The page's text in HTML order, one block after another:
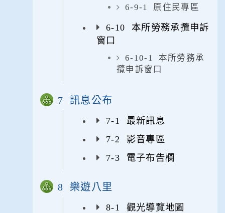
6-9-1 原住民專區
6-10 本所勞務承攬申訴
窗口
6-10-1 本所勞務承
攬申訴窗口
7 訊息公布
7-1 最新訊息
7-2 影音專區
7-3 電子布告欄
8 樂遊八里
8-1 觀光導覽地圖